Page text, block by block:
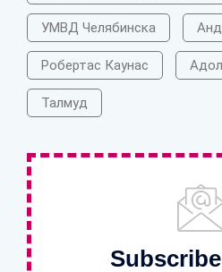
УМВД Челябинска
Робертас Каунас
Талмуд